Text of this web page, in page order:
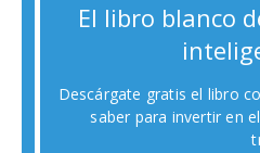
El libro blanco
Descárgate gratis el libro
saber para invertir en